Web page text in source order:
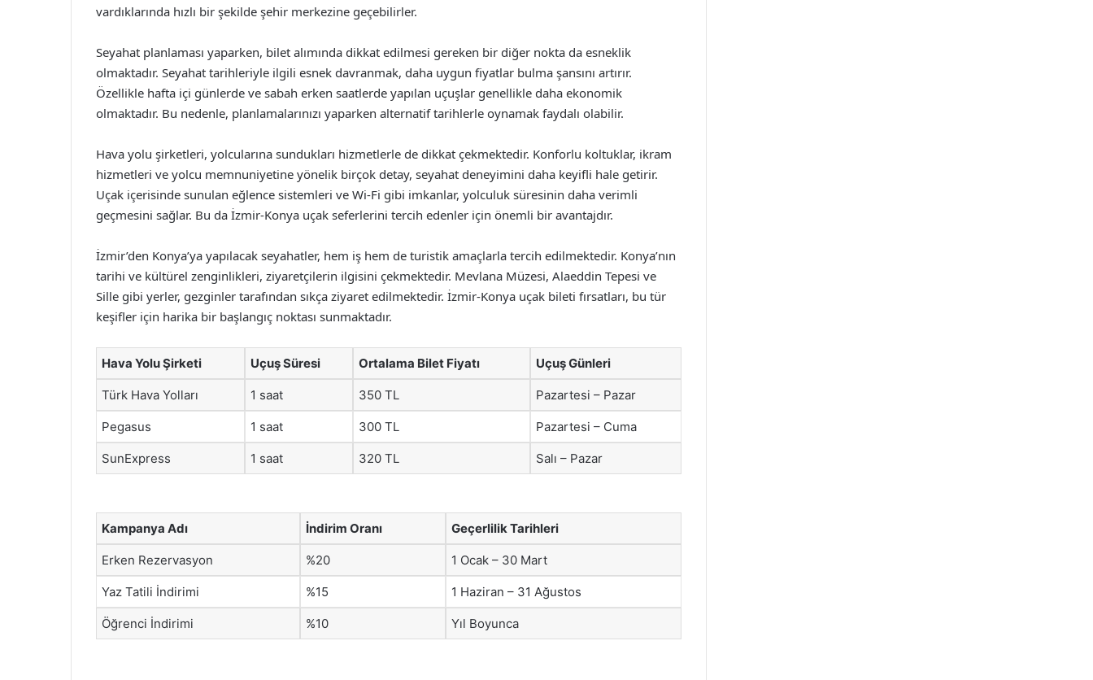
vardıklarında hızlı bir şekilde şehir merkezine geçebilirler.
Seyahat planlaması yaparken, bilet alımında dikkat edilmesi gereken bir diğer nokta da esneklik
olmaktadır. Seyahat tarihleriyle ilgili esnek davranmak, daha uygun fiyatlar bulma şansını artırır.
Özellikle hafta içi günlerde ve sabah erken saatlerde yapılan uçuşlar genellikle daha ekonomik
olmaktadır. Bu nedenle, planlamalarınızı yaparken alternatif tarihlerle oynamak faydalı olabilir.
Hava yolu şirketleri, yolcularına sundukları hizmetlerle de dikkat çekmektedir. Konforlu koltuklar, ikram
hizmetleri ve yolcu memnuniyetine yönelik birçok detay, seyahat deneyimini daha keyifli hale getirir.
Uçak içerisinde sunulan eğlence sistemleri ve Wi-Fi gibi imkanlar, yolculuk süresinin daha verimli
geçmesini sağlar. Bu da İzmir-Konya uçak seferlerini tercih edenler için önemli bir avantajdır.
İzmir’den Konya’ya yapılacak seyahatler, hem iş hem de turistik amaçlarla tercih edilmektedir. Konya’nın
tarihi ve kültürel zenginlikleri, ziyaretçilerin ilgisini çekmektedir. Mevlana Müzesi, Alaeddin Tepesi ve
Sille gibi yerler, gezginler tarafından sıkça ziyaret edilmektedir. İzmir-Konya uçak bileti fırsatları, bu tür
keşifler için harika bir başlangıç noktası sunmaktadır.
Hava Yolu Şirketi Uçuş Süresi Ortalama Bilet Fiyatı Uçuş Günleri
Türk Hava Yolları 1 saat 350 TL Pazartesi – Pazar
Pegasus 1 saat 300 TL Pazartesi – Cuma
SunExpress 1 saat 320 TL Salı – Pazar
Kampanya Adı İndirim Oranı Geçerlilik Tarihleri
Erken Rezervasyon %20 1 Ocak – 30 Mart
Yaz Tatili İndirimi %15 1 Haziran – 31 Ağustos
Öğrenci İndirimi %10 Yıl Boyunca